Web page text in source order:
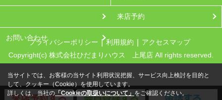
お問い合わせ
来店予約
プライバシーポリシー 利用規約
アクセスマップ
Copyright(c) 株式会社ひだまりハウス 上尾店 All rights reserved.
当サイトでは、お客様の当サイト利用状況把握、サービス向上検討を目的と
して、クッキー（Cookie）を使用しています。
詳しくは、当社の 「Cookieの取扱いについて」 をご確認ください。